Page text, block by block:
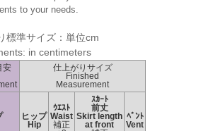
to your needs.
標準サイズ：単位cm
in centimeters
安
仕上がりサイズ
Finished
Measurement
ヒップ
Hip
ｳｴｽﾄ
Waist
補正
ｽｶｰﾄ
前丈
Skirt length
at front
ﾍﾞﾝﾄ
Vent